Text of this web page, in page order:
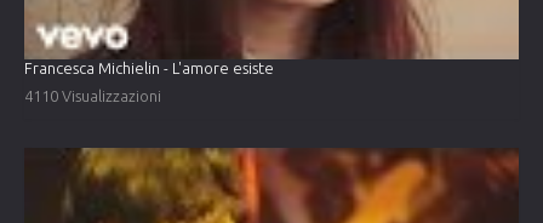
Francesca Michielin - L'amore esiste
4110 Visualizzazioni